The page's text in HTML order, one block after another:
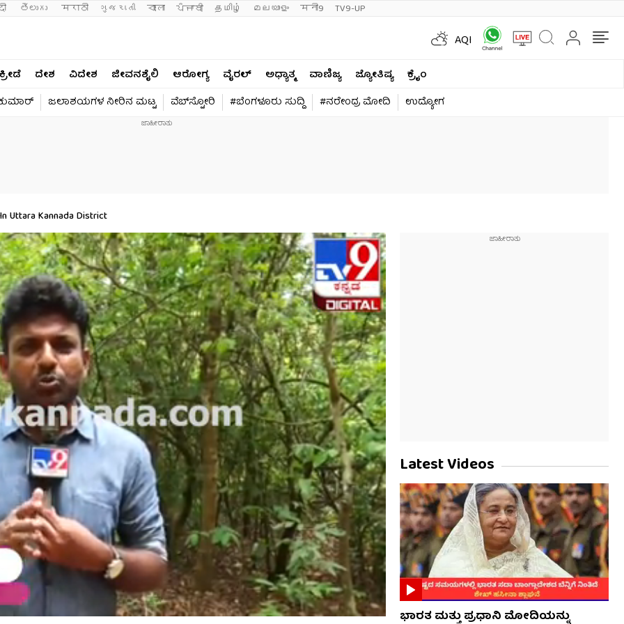
తెలుగు मराठी ગુજરાતી বাংলা ਪੰਜਾਬੀ தமிழ் മലയാളം मनी9 TV9-UP
AQI
ಕ್ರೀಡೆ ದೇಶ ವಿದೇಶ ಜೀವನಶೈಲಿ ಆರೋಗ್ಯ ವೈರಲ್​ ಅಧ್ಯಾತ್ಮ ವಾಣಿಜ್ಯ ಜ್ಯೋತಿಷ್ಯ
ಕ್ರೈಂ
ಜಲಾಶಯಗಳ ನೀರಿನ ಮಟ್ಟ ವೆಬ್​ಸ್ಟೋರಿ #ಬೆಂಗಳೂರು ಸುದ್ದಿ #ನರೇಂದ್ರ ಮೋದಿ ಉದ್ಯೋಗ
Uttara Kannada District
Latest Videos
ಭಾರತ ಮತ್ತು ಪ್ರಧಾನಿ ಮೋದಿಯನ್ನು